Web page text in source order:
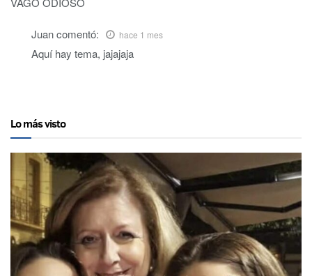
Juancomentó: hace 1 mes
Aquí hay tema, jajajaja
Lo más visto